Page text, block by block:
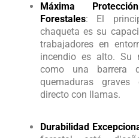
Máxima
Forestales: El
chaqueta es su
trabajadores en
incendio es alto. Su
como una barrera
quemaduras
directo con llamas.
Durabilidad